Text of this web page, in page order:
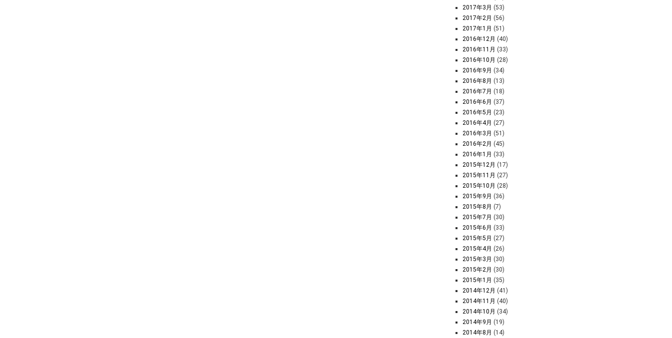
2017年3月 (53)
2017年2月 (56)
2017年1月 (51)
2016年12月 (40)
2016年11月 (33)
2016年10月 (28)
2016年9月 (34)
2016年8月 (13)
2016年7月 (18)
2016年6月 (37)
2016年5月 (23)
2016年4月 (27)
2016年3月 (51)
2016年2月 (45)
2016年1月 (33)
2015年12月 (17)
2015年11月 (27)
2015年10月 (28)
2015年9月 (36)
2015年8月 (7)
2015年7月 (30)
2015年6月 (33)
2015年5月 (27)
2015年4月 (26)
2015年3月 (30)
2015年2月 (30)
2015年1月 (35)
2014年12月 (41)
2014年11月 (40)
2014年10月 (34)
2014年9月 (19)
2014年8月 (14)